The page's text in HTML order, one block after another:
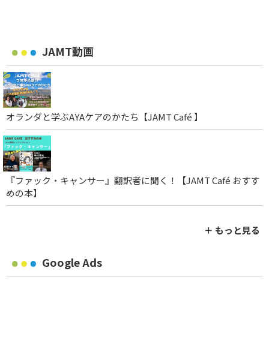
JAMT動画
オランダと学ぶAYAケアのかたち【JAMT Café 】
『ファック・キャンサー』翻訳者に聞く！【JAMT Café おすす
めの本】
＋ もっと見る
Google Ads